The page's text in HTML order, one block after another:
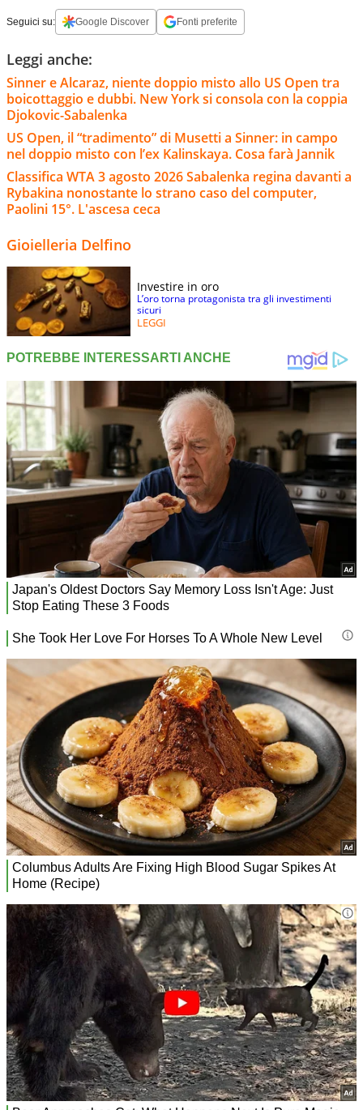
Seguici su: Google Discover Fonti preferite
Leggi anche:
Sinner e Alcaraz, niente doppio misto allo US Open tra
boicottaggio e dubbi. New York si consola con la coppia
Djokovic-Sabalenka
US Open, il “tradimento” di Musetti a Sinner: in campo
nel doppio misto con l’ex Kalinskaya. Cosa farà Jannik
Classifica WTA 3 agosto 2026 Sabalenka regina davanti a
Rybakina nonostante lo strano caso del computer,
Paolini 15°. L'ascesa ceca
Gioielleria Delfino
Investire in oro
L’oro torna protagonista tra gli investimenti
sicuri
LEGGI